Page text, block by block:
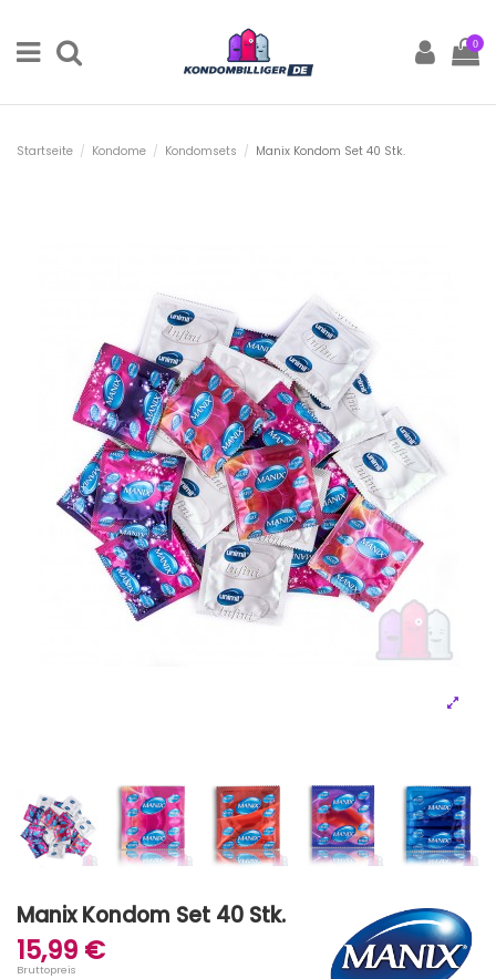
0
Startseite Kondome Kondomsets Manix Kondom Set 40 Stk.
Manix Kondom Set 40 Stk.
15,99 €
Bruttopreis